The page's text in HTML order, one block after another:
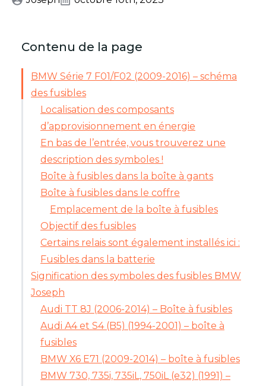
Contenu de la page
BMW Série 7 F01/F02 (2009-2016) – schéma
des fusibles
Localisation des composants
d’approvisionnement en énergie
En bas de l’entrée, vous trouverez une
description des symboles !
Boîte à fusibles dans la boîte à gants
Boîte à fusibles dans le coffre
Emplacement de la boîte à fusibles
Objectif des fusibles
Certains relais sont également installés ici :
Fusibles dans la batterie
Signification des symboles des fusibles BMW
Joseph
Audi TT 8J (2006-2014) – Boîte à fusibles
Audi A4 et S4 (B5) (1994-2001) – boîte à
fusibles
BMW X6 E71 (2009-2014) – boîte à fusibles
BMW 730, 735i, 735iL, 750iL (e32) (1991) –